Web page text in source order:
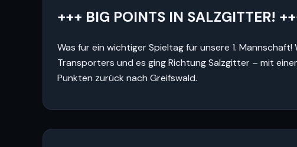
+++ BIG POINTS IN SALZGITTER!
Was für ein wichtiger Spieltag für unsere 1.
Transporters und es ging Richtung Salzgitter – mit
Punkten zurück nach Greifswald.